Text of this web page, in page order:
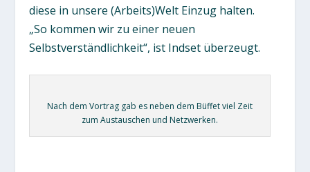
diese in unsere (Arbeits)Welt Einzug halten.
„So kommen wir zu einer neuen
Selbstverständlichkeit“, ist Indset überzeugt.
Nach dem Vortrag gab es neben dem Büffet viel Zeit
zum Austauschen und Netzwerken.